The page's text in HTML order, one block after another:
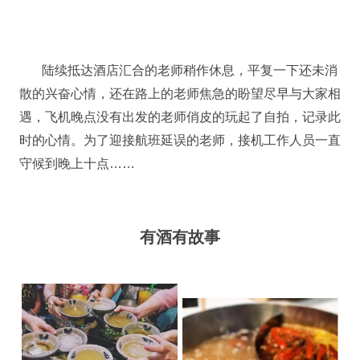
陆续抵达酒店汇合的老师稍作休息，平复一下还未消
散的兴奋心情，还在路上的老师焦急的盼望尽早与大家相
遇，飞机晚点没有出发的老师俏皮的玩起了自拍，记录此
时的心情。为了迎接航班延误的老师，接机工作人员一直
守候到晚上十点……
有酒有故事